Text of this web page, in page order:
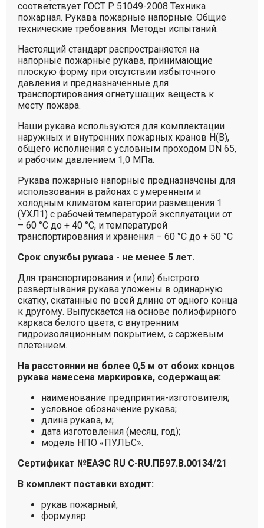
соответствует ГОСТ Р 51049-2008 Техника
пожарная. Рукава пожарные напорные. Общие
технические требования. Методы испытаний.
Настоящий стандарт распространяется на
напорные пожарные рукава, принимающие
плоскую форму при отсутствии избыточного
давления и предназначенные для
транспортирования огнетушащих веществ к
месту пожара.
Наши рукава используются для комплектации
наружных и внутренних пожарных кранов Н(В),
общего исполнения с условным проходом DN 65,
и рабочим давлением 1,0 МПа.
Рукава пожарные напорные предназначены для
использования в районах с умеренным и
холодным климатом категории размещения 1
(УХЛ1) с рабочей температурой эксплуатации от
– 60 °С до + 40 °С, и температурой
транспортирования и хранения – 60 °С до + 50 °С
Срок службы рукава - не менее 5 лет.
Для транспортирования и (или) быстрого
развертывания рукава уложены в одинарную
скатку, скатанные по всей длине от одного конца
к другому. Выпускается на основе полиэфирного
каркаса белого цвета, с внутренним
гидроизоляционным покрытием, с саржевым
плетением.
На расстоянии не более 0,5 м от обоих концов
рукава нанесена маркировка, содержащая:
наименование предприятия-изготовителя;
условное обозначение рукава;
длина рукава, м;
дата изготовления (месяц, год);
модель НПО «ПУЛЬС».
Сертификат №ЕАЭС RU C-RU.ПБ97.В.00134/21
В комплект поставки входит:
рукав пожарный,
формуляр.